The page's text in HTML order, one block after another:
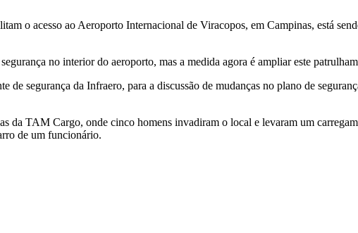
o acesso ao Aeroporto Internacional de Viracopos, em Campinas, está
no interior do aeroporto, mas a medida agora é ampliar este
segurança da Infraero, para a discussão de mudanças no plano de
da TAM Cargo, onde cinco homens invadiram o local e levaram um
de um funcionário.